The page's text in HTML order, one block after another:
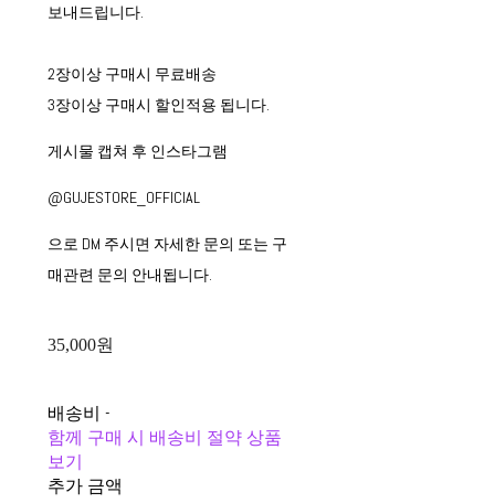
보내드립니다.
2장이상 구매시 무료배송
3장이상 구매시 할인적용 됩니다.
게시물 캡쳐 후 인스타그램
@GUJESTORE_OFFICIAL
으로 DM 주시면 자세한 문의 또는 구
매관련 문의 안내됩니다.
35,000원
배송비 -
함께 구매 시 배송비 절약 상품
보기
추가 금액